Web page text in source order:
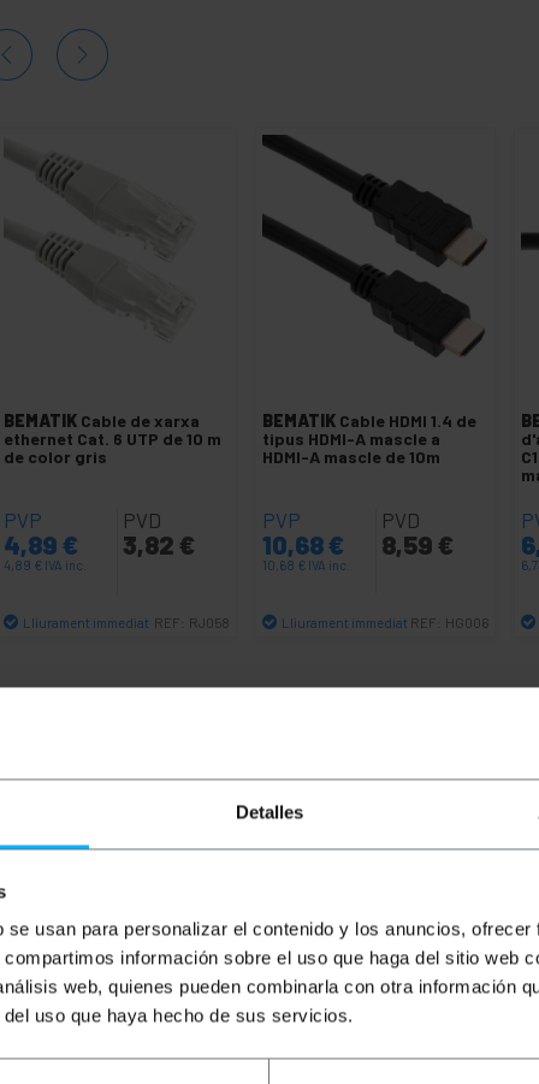
Detalles
usan para personalizar el contenido y los anuncios,
información sobre el uso que haga del sitio web
web, quienes pueden combinarla con otra información
uso que haya hecho de sus servicios.
BEMATIK Cable de xarxa
ethernet Cat. 6 UTP de 10 m
de color gris
PVP
4,89 €
4,89 € IVA inc.
PVD
3,82 €
Lliurament immediat REF: RJ058
BEMATIK Cable HDMI 1.4 de
tipus HDMI-A mascle a
HDMI-A mascle de 10m
PVP
10,68€
10,68 € IVA inc.
PVD
8,59 €
Lliurament immediat REF: HG006
a IEC320 C13, de 10 m de longitud que s'utilitza
És una solució convenient i rendible per a